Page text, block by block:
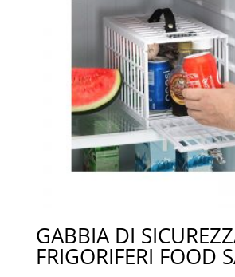
GABBIA DI
FRIGORIFERI FOOD